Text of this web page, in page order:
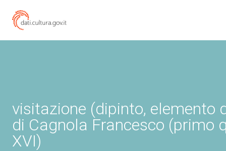
visitazione (dipinto, elemento
di Cagnola Francesco (primo
XVI)